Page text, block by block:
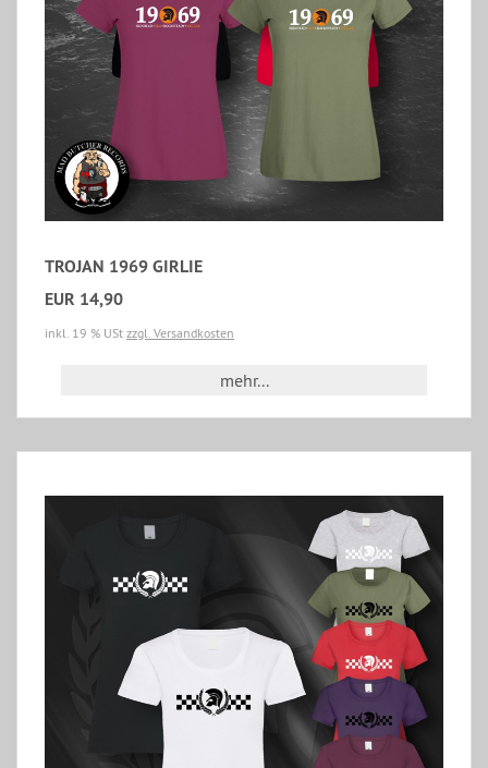
TROJAN 1969 GIRLIE
EUR 14,90
inkl. 19 % USt zzgl. Versandkosten
mehr...